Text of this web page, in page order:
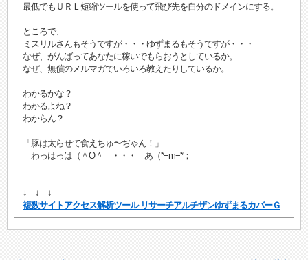
最低でもＵＲＬ短縮ツールを使って飛び先を自分のドメインにする。
ところで、
ミスリルさんもそうですが・・・ゆずまるもそうですが・・・
なぜ、がんばってあなたに稼いでもらおうとしているか。
なぜ、無償のメルマガでいろいろ教えたりしているか。
わかるかな？
わかるよね？
わからん？
「豚は太らせて食えちゅ〜ぢゃん！」
わっはっは（＾O＾ ・・・ あ（*−m−*；
↓ ↓ ↓
複数サイトアクセス解析ツール リサーチアルチザンゆずまるカバーＧ